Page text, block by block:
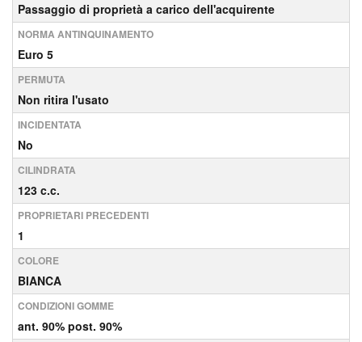
Passaggio di proprietà a carico dell'acquirente
NORMA ANTINQUINAMENTO
Euro 5
PERMUTA
Non ritira l'usato
INCIDENTATA
No
CILINDRATA
123 c.c.
PROPRIETARI PRECEDENTI
1
COLORE
BIANCA
CONDIZIONI GOMME
ant. 90% post. 90%